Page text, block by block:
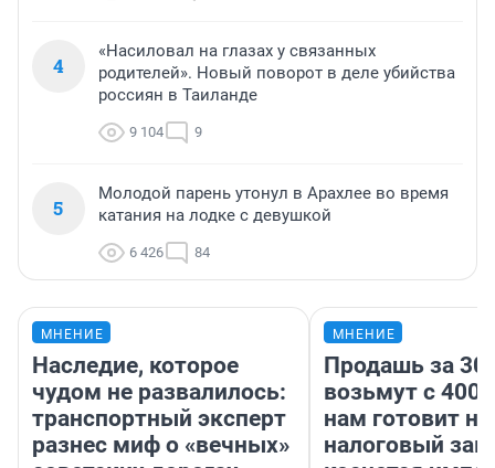
4
«Насиловал на глазах у связанных
родителей». Новый поворот в деле убийства
россиян в Таиланде
9 104 9
5
Молодой парень утонул в Арахлее во время
катания на лодке с девушкой
6 426 84
МНЕНИЕ
Наследие, которое
чудом не развалилось:
транспортный эксперт
разнес миф о «вечных»
МНЕНИЕ
Продашь за
возьмут с
нам готовит
налоговый